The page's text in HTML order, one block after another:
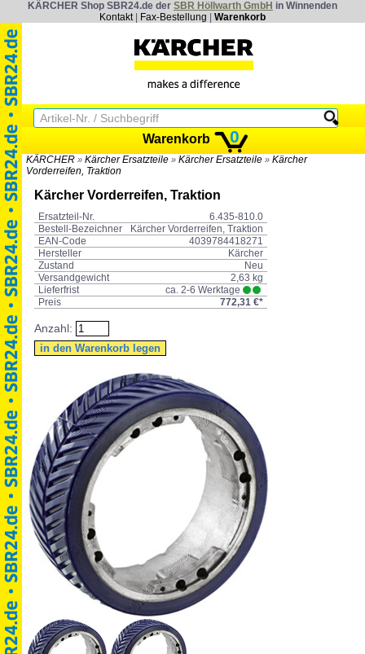
KÄRCHER Shop SBR24.de der SBR Höllwarth GmbH in Winnenden
Kontakt| Fax-Bestellung Warenkorb
Warenkorb 0
KÄRCHER » Kärcher Ersatzteile » Kärcher Ersatzteile » Kärcher
Vorderreifen, Traktion
Kärcher Vorderreifen, Traktion
Ersatzteil-Nr.
6.435-810.0
Bestell-Bezeichner
Kärcher Vorderreifen, Traktion
EAN-Code
4039784418271
Hersteller
Kärcher
Zustand
Neu
Versandgewicht
2,63 kg
Lieferfrist
ca. 2-6 Werktage
Preis
772,31 €*
Anzahl: